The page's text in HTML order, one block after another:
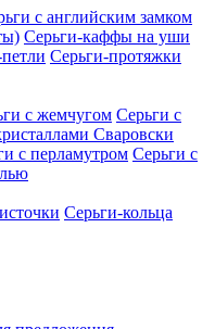
с английским замком
Серьги-каффы на уши
Серьги-протяжки
с жемчугом Серьги с
Сваровски
с перламутром Серьги с
Серьги-кольца